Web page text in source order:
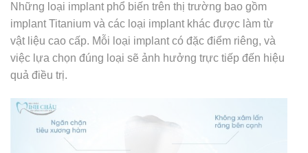
Những loại implant phổ biến trên thị trường bao gồm
implant Titanium và các loại implant khác được làm từ
vật liệu cao cấp. Mỗi loại implant có đặc điểm riêng, và
việc lựa chọn đúng loại sẽ ảnh hưởng trực tiếp đến hiệu
quả điều trị.